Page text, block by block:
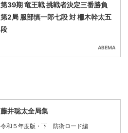
第39期 竜王戦 挑戦者決定三番勝負
第2局 服部慎一郎七段 対 柵木幹太五
段
ABEMA
藤井聡太全局集
令和５年度版・下 防衛ロード編